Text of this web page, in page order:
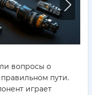
вопросы о
пути.
играет